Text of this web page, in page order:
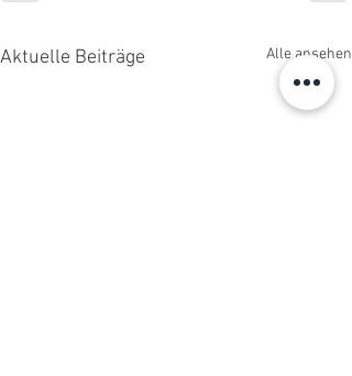
Aktuelle Beiträge Alle ansehen